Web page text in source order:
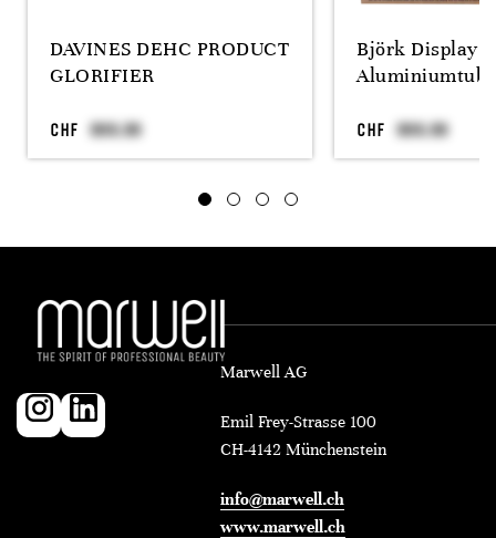
DAVINES DEHC PRODUCT
GLORIFIER
CHF
Björk Display
CHF
Marwell AG
Emil Frey-Strasse 100
CH-4142 Münchenstein
info@marwell.ch
www.marwell.ch